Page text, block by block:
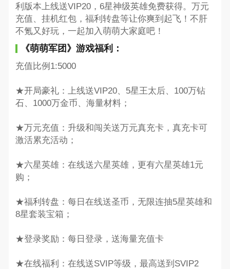
利版本上线送VIP20，6星神级英雄免费获得。万元
充值、挂机红包，福利转盘等让你爽到起飞！不肝
不氪又好玩，一起加入萌萌大家庭吧！
《萌萌军团》游戏福利：
充值比例1:5000
★开局豪礼：上线送VIP20、5星王太后、100万钻
石、1000万金币、海量材料；
★万元充值：升级和闯关送万元真充卡，真充卡可
激活累充活动；
★六星英雄：在线送六星英雄，更有六星英雄1元
购；
★福利转盘：每日在线送圣币，无限连抽5星英雄和
8星套装宝箱；
★登录奖励：每日登录，送海量充值卡
★在线福利：在线送SVIP等级，最高送到SVIP2